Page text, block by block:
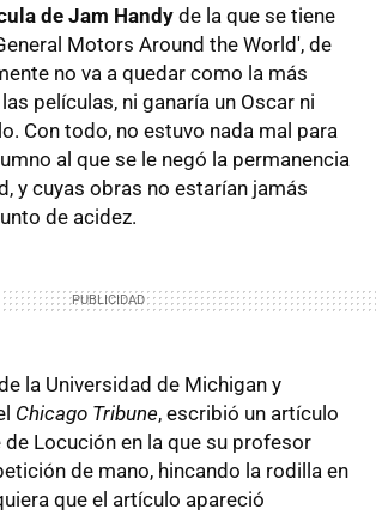
de Jam Handy de la que se tiene
Motors Around the World', de
no va a quedar como la más
películas, ni ganaría un Oscar ni
Con todo, no estuvo nada mal para
al que se le negó la permanencia
y cuyas obras no estarían jamás
de acidez.
la Universidad de Michigan y
Chicago Tribune, escribió un artículo
Locución en la que su profesor
de mano, hincando la rodilla en
que el artículo apareció